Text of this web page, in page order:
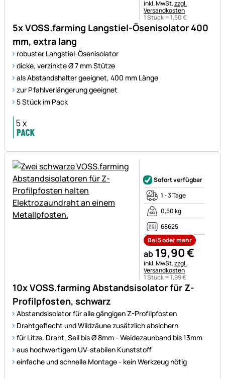
5x VOSS.farming Langstiel-Ösenisolator 400
mm, extra lang
robuster Langstiel-Ösenisolator
dicke, verzinkte Ø 7 mm Stütze
als Abstandshalter geeignet, 400 mm Länge
zur Pfahlverlängerung geeignet
5 Stück im Pack
Steuerhinweis:
inkl. MwSt.zzgl.
Versandkosten
1 Stück =1,50€
10x VOSS.farming Abstandsisolator für Z-
Profilpfosten, schwarz
Abstandsisolator für alle gängigen Z-Profilpfosten
Drahtgeflecht und Wildzäune zusätzlich absichern
für Litze, Draht, Seil bis Ø 8mm - Weidezaunband bis 13mm
aus hochwertigem UV-stabilen Kunststoff
einfache und schnelle Montage - kein Werkzeug nötig
Sofort verfügbar
1 - 3 Tage
0,50 kg
68625
Bei 5 oder mehr
ab 19,90€
Steuerhinweis:
inkl. MwSt.zzgl.
Versandkosten
1 Stück =1,99€